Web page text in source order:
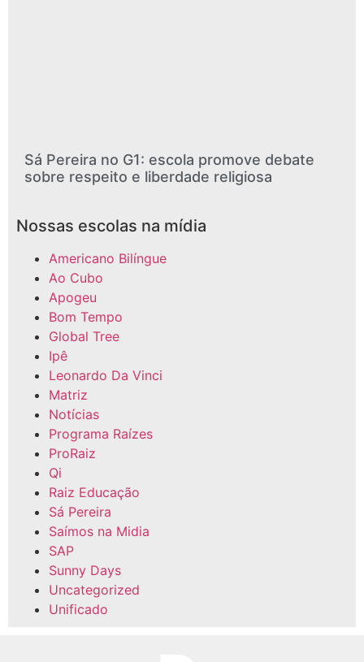
Sá Pereira no G1: escola promove debate
sobre respeito e liberdade religiosa
Nossas escolas na mídia
Americano Bilíngue
Ao Cubo
Apogeu
Bom Tempo
Global Tree
Ipê
Leonardo Da Vinci
Matriz
Notícias
Programa Raízes
ProRaiz
Qi
Raiz Educação
Sá Pereira
Saímos na Midia
SAP
Sunny Days
Uncategorized
Unificado